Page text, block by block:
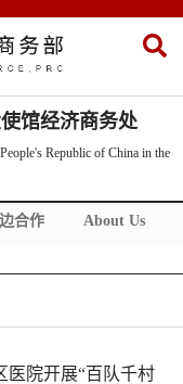
馆经济商务处
Republic of China in the
合作 About Us
医院开展“百队千村